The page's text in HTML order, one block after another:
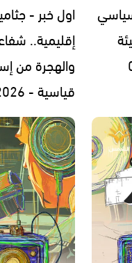
اول خبر -
إقليمية..
والهجرة من
قياسية - 04.08.2026